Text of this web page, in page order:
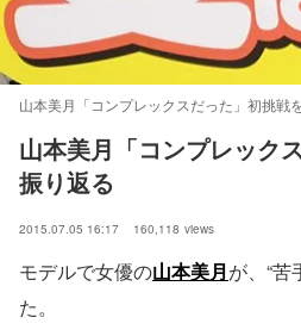
山本美月「コンプレックスだった」初挑戦
山本美月「コンプレック
振り返る
2015.07.05 16:17 160,118 views
モデルで女優の山本美月が、“苦
た。